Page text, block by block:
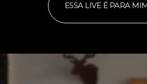
ESSA LIVE É PARA